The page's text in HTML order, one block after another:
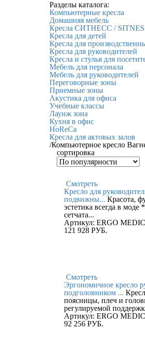
Разделы каталога:
Компьютерные кресла
Домашняя мебель
Кресла СИТНЕСС /
Кресла для детей
Кресла для
Кресла для руководителей
Кресла и стулья для
Мебель для персонала
Мебель для руководителей
Переговорные зоны
Приемные зоны
Акустика для офиса
Учебные классы
Лаунж зона
Кухня в офис
HoReCa
Кресла для актовых залов
/Компьютерное кресло
сортировка
Смотреть
Кресло для
подвижны... Красота,
эстетика всегда в
сетчата...
Артикул: ERGO
121 928 РУБ.
Смотреть
Эргономичное кресло
подголовником ...
поясницы, плеч и
регулируемой
Артикул: ERGO
92 256 РУБ.